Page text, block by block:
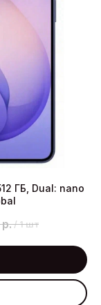
ГБ, Dual: nano
р. / 1 шт